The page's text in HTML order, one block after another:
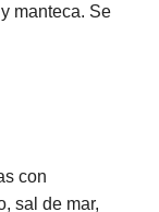
manteca. Se
con
sal de mar,